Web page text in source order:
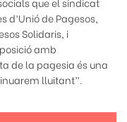
d’Unió de Pagesos,
Solidaris, i
amb
de la pagesia és una
lluitant”.